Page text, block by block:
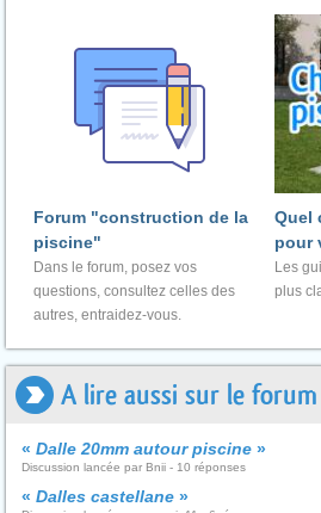
Forum "construction de la
piscine"
Dans le forum, posez vos
questions, consultez celles des
autres, entraidez-vous.
Quel
pour
Les
plus
A lire aussi sur le forum
« Dalle 20mm autour piscine »
Discussion lancée par Bnii - 10 réponses
« Dalles castellane »